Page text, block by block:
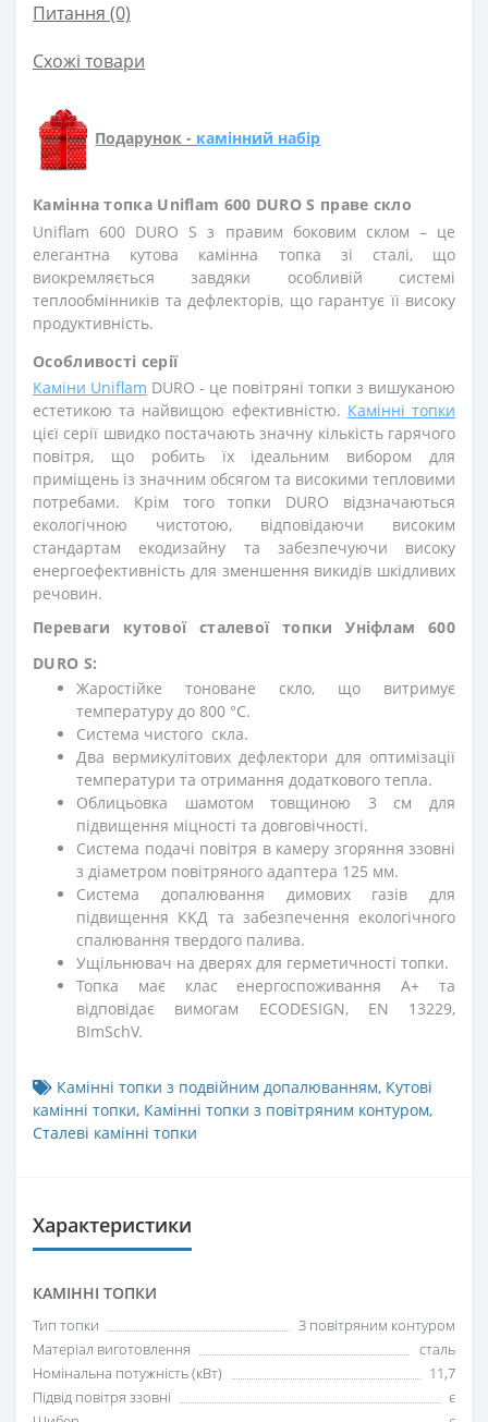
Питання (0)
Схожі товари
Подарунок - камінний набір
Камінна топка Uniflam 600 DURO S праве скло
Uniflam 600 DURO S з правим боковим склом – це
елегантна кутова камінна топка зі сталі, що
виокремляється завдяки особливій системі
теплообмінників та дефлекторів, що гарантує її високу
продуктивність.
Особливості серії
Каміни Uniflam DURO - це повітряні топки з вишуканою
естетикою та найвищою ефективністю. Камінні топки
цієї серії швидко постачають значну кількість гарячого
повітря, що робить їх ідеальним вибором для
приміщень із значним обсягом та високими тепловими
потребами. Крім того топки DURO відзначаються
екологічною чистотою, відповідаючи високим
стандартам екодизайну та забезпечуючи високу
енергоефективність для зменшення викидів шкідливих
речовин.
Переваги кутової сталевої топки Уніфлам 600
DURO S:
Жаростійке тоноване скло, що витримує
температуру до 800 °C.
Система чистого скла.
Два вермикулітових дефлектори для оптимізації
температури та отримання додаткового тепла.
Облицьовка шамотом товщиною 3 см для
підвищення міцності та довговічності.
Система подачі повітря в камеру згоряння ззовні
з діаметром повітряного адаптера 125 мм.
Система допалювання димових газів для
підвищення ККД та забезпечення екологічного
спалювання твердого палива.
Ущільнювач на дверях для герметичності топки.
Топка має клас енергоспоживання А+ та
відповідає вимогам ECODESIGN, EN 13229,
BImSchV.
Камінні топки з подвійним допалюванням, Кутові
камінні топки, Камінні топки з повітряним контуром,
Сталеві камінні топки
Характеристики
КАМІННІ ТОПКИ
Тип топки
З повітряним контуром
Матеріал виготовлення
сталь
Номінальна потужність (кВт)
11,7
Підвід повітря ззовні
є